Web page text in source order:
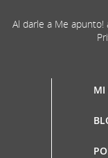
Al darle a Me
MI